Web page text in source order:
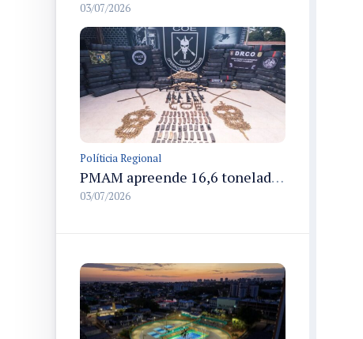
03/07/2026
Políticia Regional
PMAM apreende 16,6 toneladas de entorpecentes e registra aumento nas prisões em flagrante e nas capturas de foragidos no primeiro semestre de 2026
03/07/2026